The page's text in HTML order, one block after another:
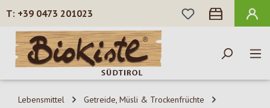
Zum Hauptinhalt springen
+39 0473 201023
DU HAST 0
Lebensmittel
Getreide, Müsli & Trockenfrüchte